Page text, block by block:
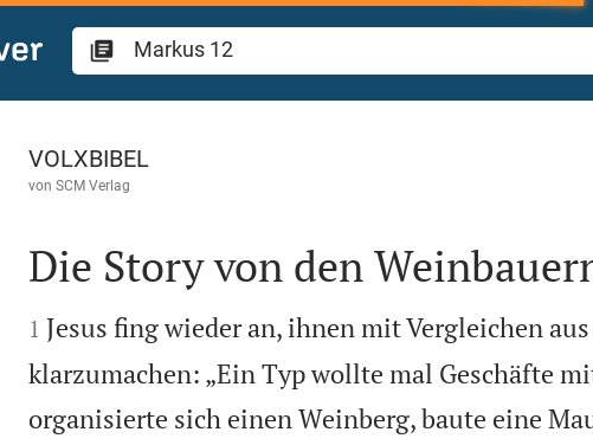
Markus 12
VOLXBIBEL
von SCM Verlag

Die Story von den

1 Jesus fing wieder an, ihnen mit Vergleichen
klarzumachen: „Ein Typ wollte mal Geschäfte
organisierte sich einen Weinberg, baute eine